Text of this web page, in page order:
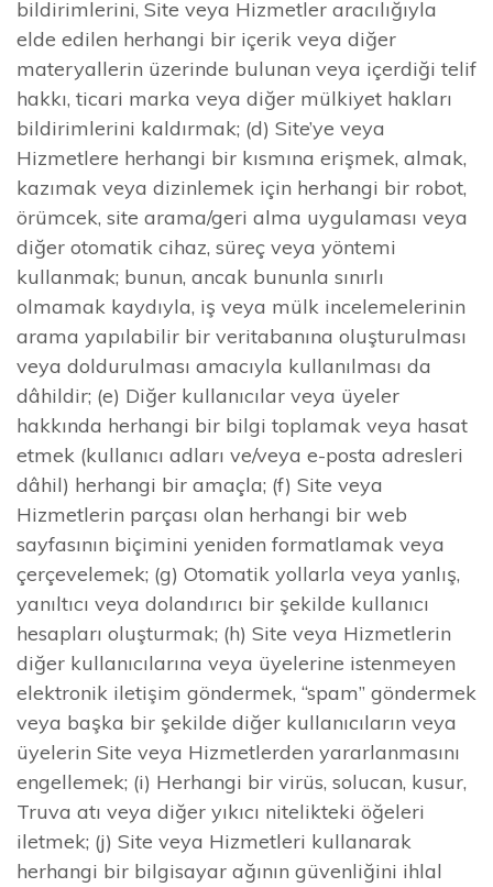
bildirimlerini, Site veya Hizmetler aracılığıyla
elde edilen herhangi bir içerik veya diğer
materyallerin üzerinde bulunan veya içerdiği telif
hakkı, ticari marka veya diğer mülkiyet hakları
bildirimlerini kaldırmak; (d) Site’ye veya
Hizmetlere herhangi bir kısmına erişmek, almak,
kazımak veya dizinlemek için herhangi bir robot,
örümcek, site arama/geri alma uygulaması veya
diğer otomatik cihaz, süreç veya yöntemi
kullanmak; bunun, ancak bununla sınırlı
olmamak kaydıyla, iş veya mülk incelemelerinin
arama yapılabilir bir veritabanına oluşturulması
veya doldurulması amacıyla kullanılması da
dâhildir; (e) Diğer kullanıcılar veya üyeler
hakkında herhangi bir bilgi toplamak veya hasat
etmek (kullanıcı adları ve/veya e-posta adresleri
dâhil) herhangi bir amaçla; (f) Site veya
Hizmetlerin parçası olan herhangi bir web
sayfasının biçimini yeniden formatlamak veya
çerçevelemek; (g) Otomatik yollarla veya yanlış,
yanıltıcı veya dolandırıcı bir şekilde kullanıcı
hesapları oluşturmak; (h) Site veya Hizmetlerin
diğer kullanıcılarına veya üyelerine istenmeyen
elektronik iletişim göndermek, “spam” göndermek
veya başka bir şekilde diğer kullanıcıların veya
üyelerin Site veya Hizmetlerden yararlanmasını
engellemek; (i) Herhangi bir virüs, solucan, kusur,
Truva atı veya diğer yıkıcı nitelikteki öğeleri
iletmek; (j) Site veya Hizmetleri kullanarak
herhangi bir bilgisayar ağının güvenliğini ihlal